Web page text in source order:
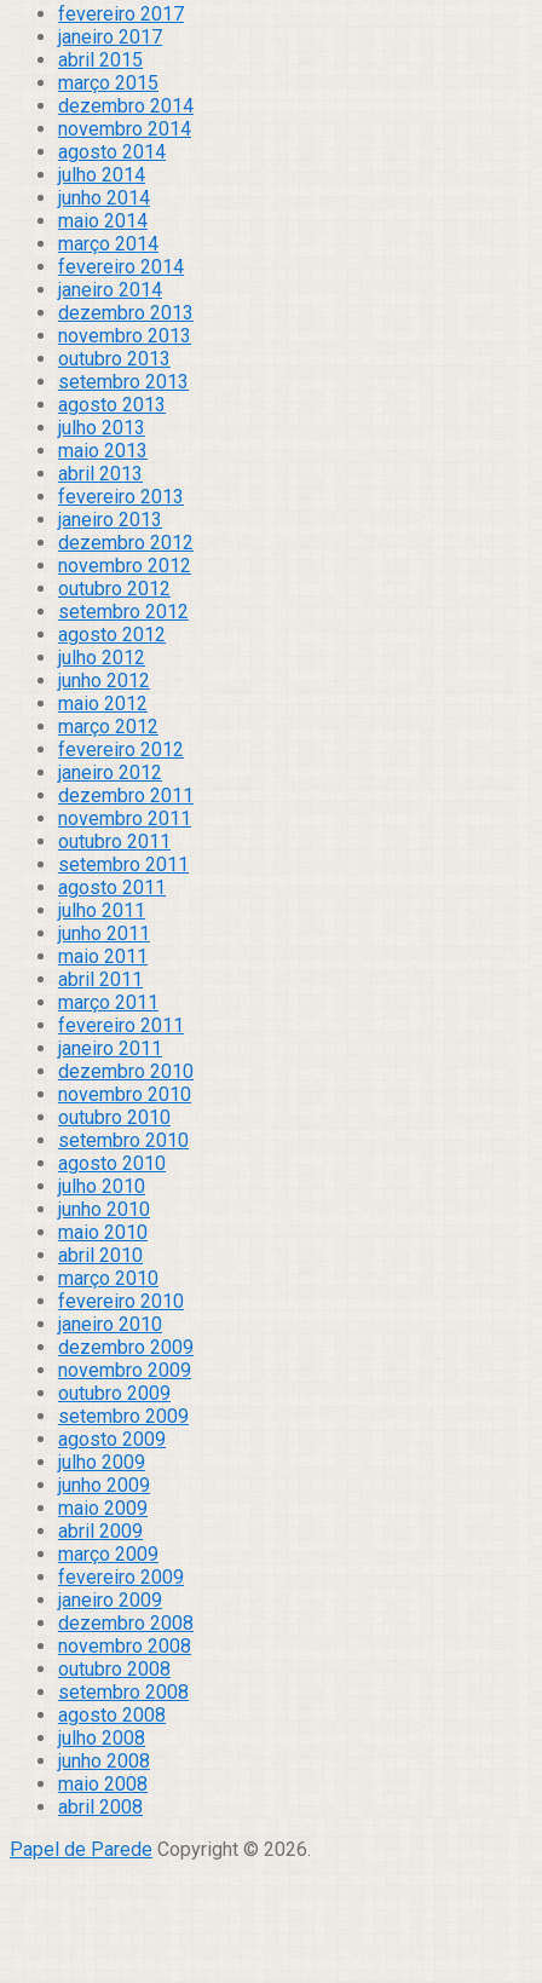
fevereiro 2017
janeiro 2017
abril 2015
março 2015
dezembro 2014
novembro 2014
agosto 2014
julho 2014
junho 2014
maio 2014
março 2014
fevereiro 2014
janeiro 2014
dezembro 2013
novembro 2013
outubro 2013
setembro 2013
agosto 2013
julho 2013
maio 2013
abril 2013
fevereiro 2013
janeiro 2013
dezembro 2012
novembro 2012
outubro 2012
setembro 2012
agosto 2012
julho 2012
junho 2012
maio 2012
março 2012
fevereiro 2012
janeiro 2012
dezembro 2011
novembro 2011
outubro 2011
setembro 2011
agosto 2011
julho 2011
junho 2011
maio 2011
abril 2011
março 2011
fevereiro 2011
janeiro 2011
dezembro 2010
novembro 2010
outubro 2010
setembro 2010
agosto 2010
julho 2010
junho 2010
maio 2010
abril 2010
março 2010
fevereiro 2010
janeiro 2010
dezembro 2009
novembro 2009
outubro 2009
setembro 2009
agosto 2009
julho 2009
junho 2009
maio 2009
abril 2009
março 2009
fevereiro 2009
janeiro 2009
dezembro 2008
novembro 2008
outubro 2008
setembro 2008
agosto 2008
julho 2008
junho 2008
maio 2008
abril 2008
Papel de Parede Copyright © 2026.